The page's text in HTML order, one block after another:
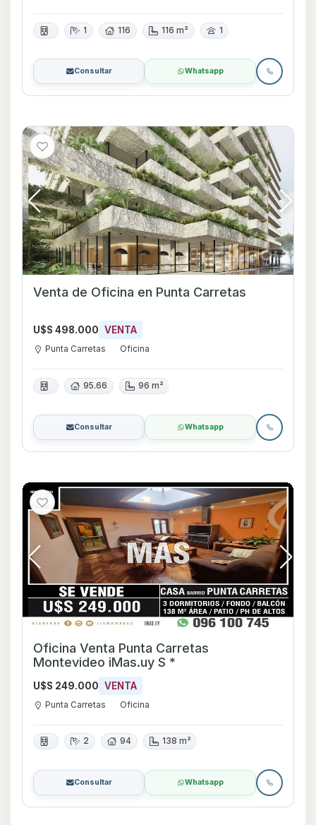
1 116 116 m² 1
Consultar Whatsapp
Venta de Oficina en Punta Carretas
U$S 498.000 VENTA
Punta Carretas Oficina
95.66 96 m²
Consultar Whatsapp
Oficina Venta Punta Carretas
Montevideo iMas.uy S *
U$S 249.000 VENTA
Punta Carretas Oficina
2 94 138 m²
Consultar Whatsapp